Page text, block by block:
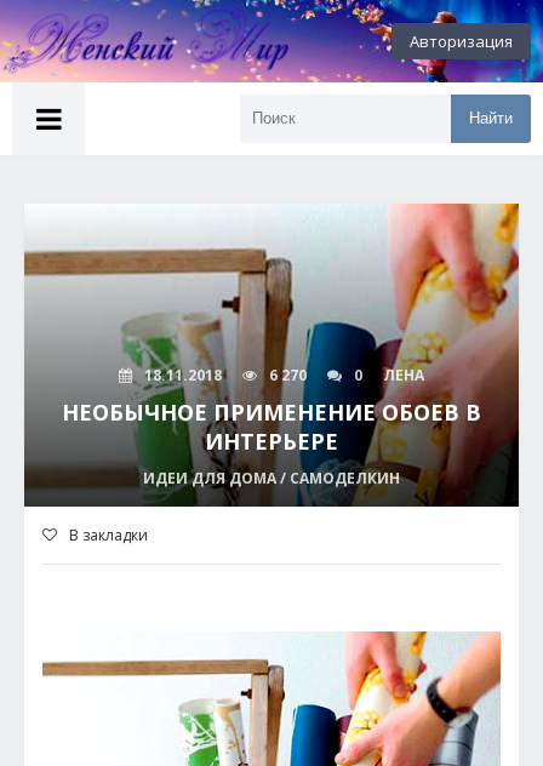
Авторизация
Найти
18.11.2018 6 270 0 ЛЕНА
НЕОБЫЧНОЕ ПРИМЕНЕНИЕ ОБОЕВ В
ИНТЕРЬЕРЕ
ИДЕИ ДЛЯ ДОМА / САМОДЕЛКИН
В закладки